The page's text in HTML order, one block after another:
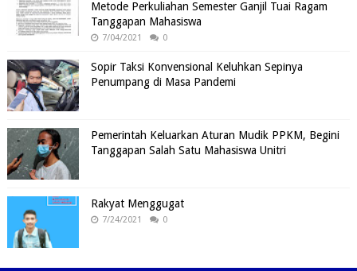
Metode Perkuliahan Semester Ganjil Tuai Ragam
Tanggapan Mahasiswa
7/04/2021 0
Sopir Taksi Konvensional Keluhkan Sepinya
Penumpang di Masa Pandemi
Pemerintah Keluarkan Aturan Mudik PPKM, Begini
Tanggapan Salah Satu Mahasiswa Unitri
Rakyat Menggugat
7/24/2021 0